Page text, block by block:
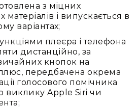
керування
Мікшери
та
консолі
Аудіоінтерфейси
з міцних
матеріалів і випускається в
варіантах;
плеєра і телефона
дистанційно, за
кнопок на
передбачена окрема
голосового помічника
виклику Apple Siri чи